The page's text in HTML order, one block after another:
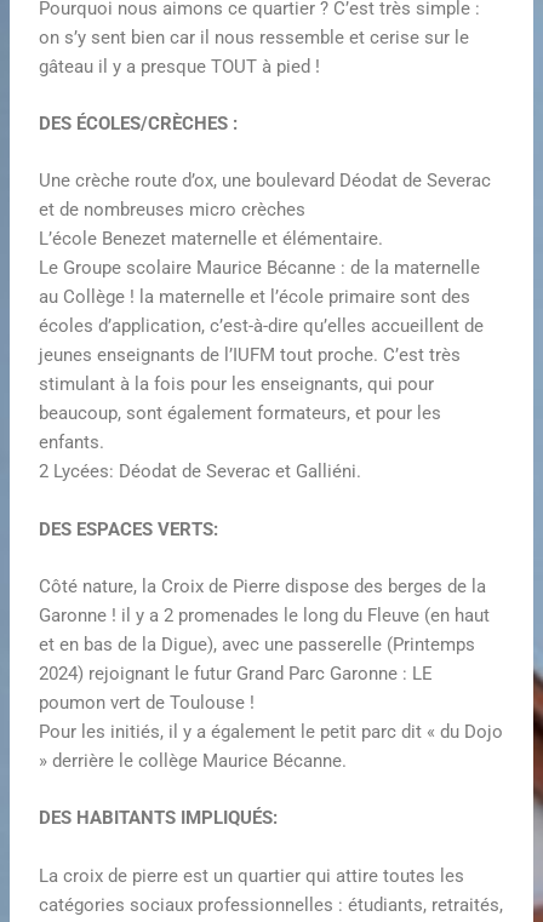
Pourquoi nous aimons ce quartier ? C’est très simple :
on s’y sent bien car il nous ressemble et cerise sur le
gâteau il y a presque TOUT à pied !
DES ÉCOLES/CRÈCHES :
Une crèche route d’ox, une boulevard Déodat de Severac
et de nombreuses micro crèches
L’école Benezet maternelle et élémentaire.
Le Groupe scolaire Maurice Bécanne : de la maternelle
au Collège ! la maternelle et l’école primaire sont des
écoles d’application, c’est-à-dire qu’elles accueillent de
jeunes enseignants de l’IUFM tout proche. C’est très
stimulant à la fois pour les enseignants, qui pour
beaucoup, sont également formateurs, et pour les
enfants.
2 Lycées: Déodat de Severac et Galliéni.
DES ESPACES VERTS:
Côté nature, la Croix de Pierre dispose des berges de la
Garonne ! il y a 2 promenades le long du Fleuve (en haut
et en bas de la Digue), avec une passerelle (Printemps
2024) rejoignant le futur Grand Parc Garonne : LE
poumon vert de Toulouse !
Pour les initiés, il y a également le petit parc dit « du Dojo
» derrière le collège Maurice Bécanne.
DES HABITANTS IMPLIQUÉS:
La croix de pierre est un quartier qui attire toutes les
catégories sociaux professionnelles : étudiants, retraités,